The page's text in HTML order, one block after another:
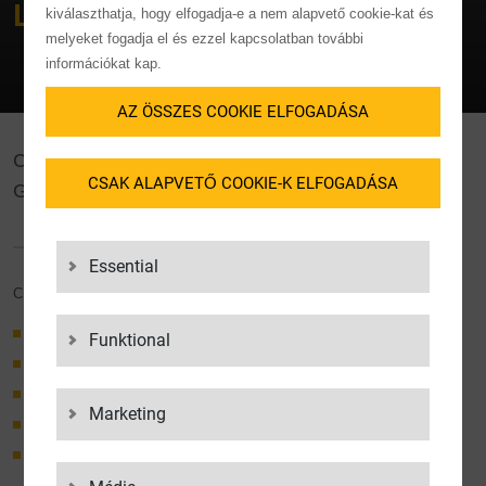
LOOKING FOR?
CUSTOMS SERVICES AT A
GLANCE
CUSTOMS CLEARANCE
Import clearance
Export clearance
Bonded warehouse management
kiválaszthatja, hogy elfogadja-e a nem alapvető cookie-kat és
melyeket fogadja el és ezzel kapcsolatban további
információkat kap.
AZ ÖSSZES COOKIE ELFOGADÁSA
CSAK ALAPVETŐ COOKIE-K ELFOGADÁSA
Essential
Funktional
Marketing